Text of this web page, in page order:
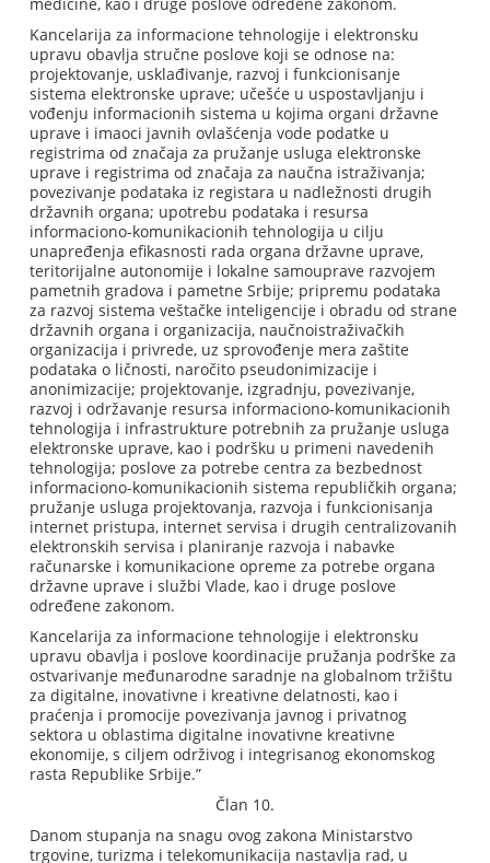
Kancelarija za informacione tehnologije i elektronsku
upravu obavlja stručne poslove koji se odnose na:
projektovanje, usklađivanje, razvoj i funkcionisanje
sistema elektronske uprave; učešće u uspostavljanju i
vođenju informacionih sistema u kojima organi državne
uprave i imaoci javnih ovlašćenja vode podatke u
registrima od značaja za pružanje usluga elektronske
uprave i registrima od značaja za naučna istraživanja;
povezivanje podataka iz registara u nadležnosti drugih
državnih organa; upotrebu podataka i resursa
informaciono-komunikacionih tehnologija u cilju
unapređenja efikasnosti rada organa državne uprave,
teritorijalne autonomije i lokalne samouprave razvojem
pametnih gradova i pametne Srbije; pripremu podataka
za razvoj sistema veštačke inteligencije i obradu od strane
državnih organa i organizacija, naučnoistraživačkih
organizacija i privrede, uz sprovođenje mera zaštite
podataka o ličnosti, naročito pseudonimizacije i
anonimizacije; projektovanje, izgradnju, povezivanje,
razvoj i održavanje resursa informaciono-komunikacionih
tehnologija i infrastrukture potrebnih za pružanje usluga
elektronske uprave, kao i podršku u primeni navedenih
tehnologija; poslove za potrebe centra za bezbednost
informaciono-komunikacionih sistema republičkih organa;
pružanje usluga projektovanja, razvoja i funkcionisanja
internet pristupa, internet servisa i drugih centralizovanih
elektronskih servisa i planiranje razvoja i nabavke
računarske i komunikacione opreme za potrebe organa
državne uprave i službi Vlade, kao i druge poslove
određene zakonom.
Kancelarija za informacione tehnologije i elektronsku
upravu obavlja i poslove koordinacije pružanja podrške za
ostvarivanje međunarodne saradnje na globalnom tržištu
za digitalne, inovativne i kreativne delatnosti, kao i
praćenja i promocije povezivanja javnog i privatnog
sektora u oblastima digitalne inovativne kreativne
ekonomije, s ciljem održivog i integrisanog ekonomskog
rasta Republike Srbije.”
Član 10.
Danom stupanja na snagu ovog zakona Ministarstvo
trgovine, turizma i telekomunikacija nastavlja rad, u